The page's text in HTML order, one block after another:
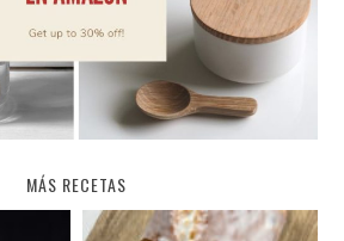
MÁS RECETAS